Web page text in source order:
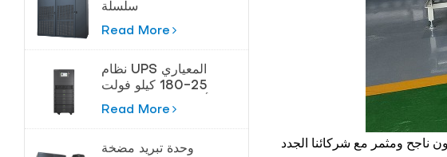
سلسلة
Cybermaster 20-
Read More
نظام UPS المعياري
25-180 كيلو فولت
أمبير لمراكز البيانات
Read More
وحدة تبريد مضخة